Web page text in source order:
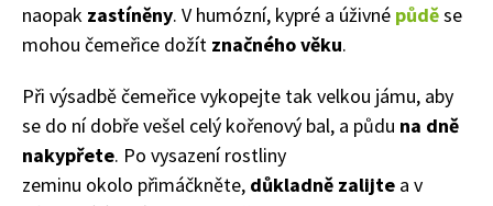
naopak zastíněny. V humózní, kypré a úživné půděse
mohou čemeřice dožít značného věku.
Při výsadbě čemeřice vykopejte tak velkou jámu, aby
se do ní dobře vešel celý kořenový bal, a půdu na dně
nakypřete. Po vysazení rostliny
zeminu okolo přimáčkněte, důkladně zalijte a v